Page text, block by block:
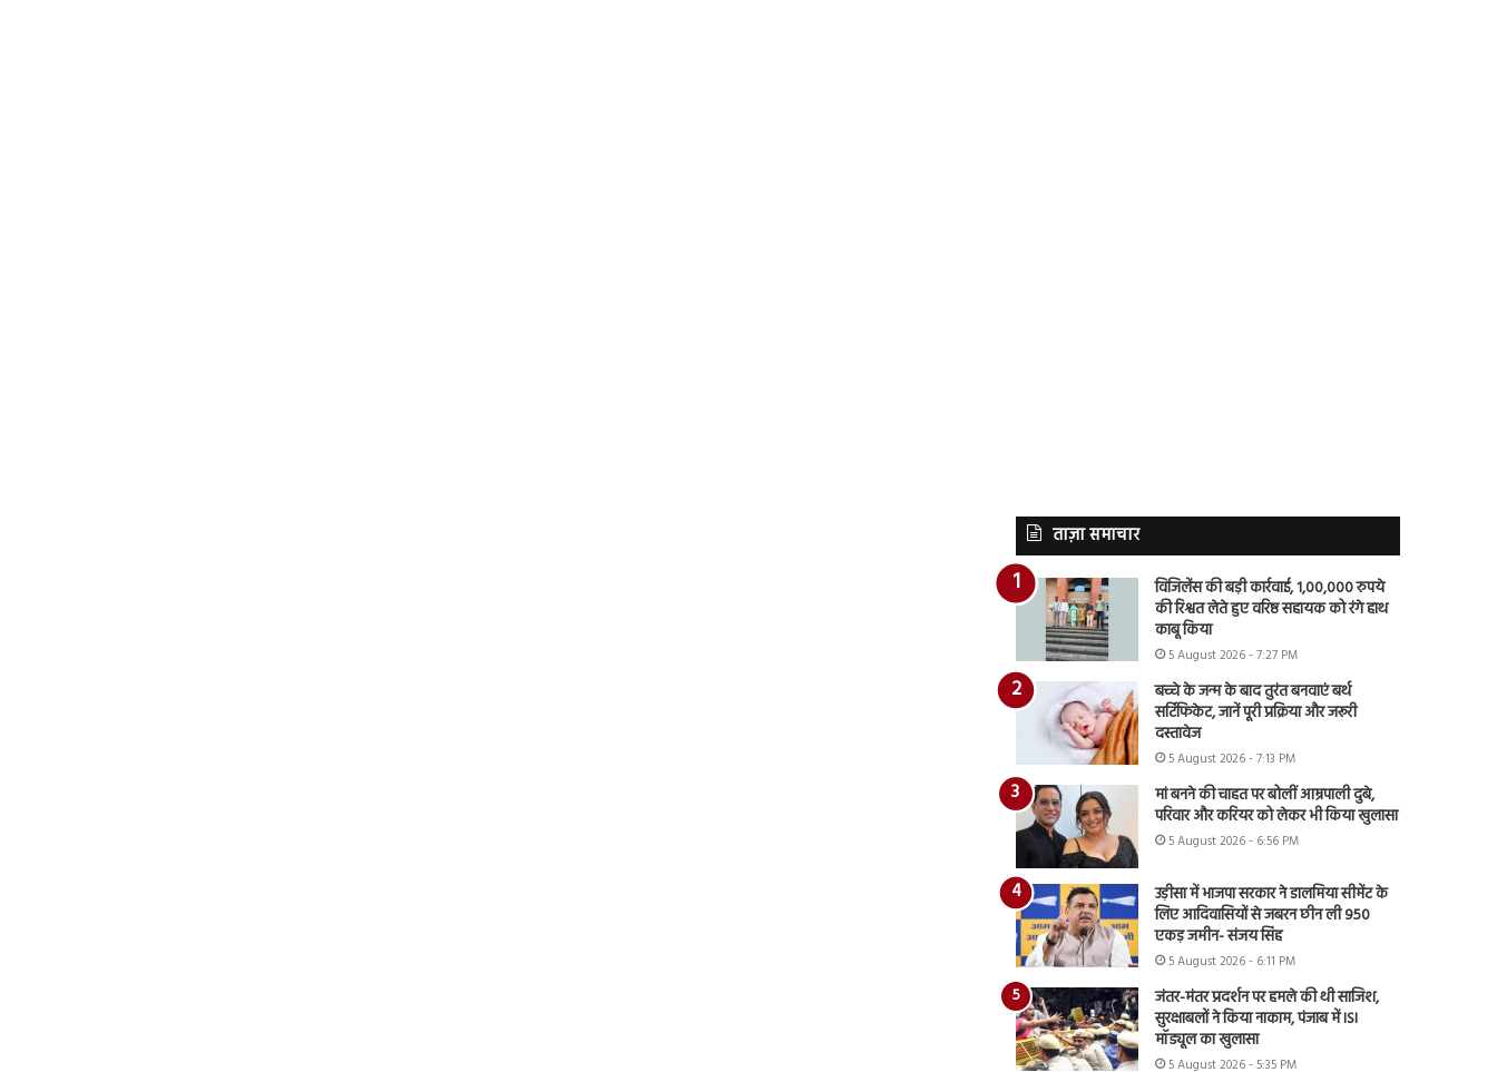
ताज़ा समाचार
विजिलेंस की बड़ी कार्रवाई, 1,00,000 रुपये
की रिश्वत लेते हुए वरिष्ठ सहायक को रंगे हाथ
काबू किया
5 August 2026 - 7:27 PM
बच्चे के जन्म के बाद तुरंत बनवाएं बर्थ
सर्टिफिकेट, जानें पूरी प्रक्रिया और जरूरी
दस्तावेज
5 August 2026 - 7:13 PM
मां बनने की चाहत पर बोलीं आम्रपाली दुबे,
परिवार और करियर को लेकर भी किया खुलासा
5 August 2026 - 6:56 PM
उड़ीसा में भाजपा सरकार ने डालमिया सीमेंट के
लिए आदिवासियों से जबरन छीन ली 950
एकड़ जमीन- संजय सिंह
5 August 2026 - 6:11 PM
जंतर-मंतर प्रदर्शन पर हमले की थी साजिश,
सुरक्षाबलों ने किया नाकाम, पंजाब में ISI
मॉड्यूल का खुलासा
5 August 2026 - 5:35 PM